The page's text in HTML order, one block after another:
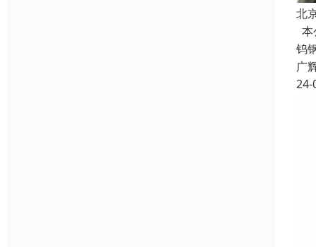
北
本
钨
广
24-